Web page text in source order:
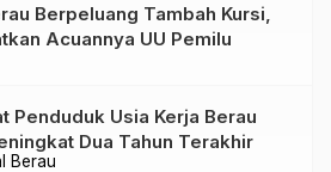
Berpeluang Tambah Kursi,
Acuannya UU Pemilu
Berau
Penduduk Usia Kerja Berau
Dua Tahun Terakhir